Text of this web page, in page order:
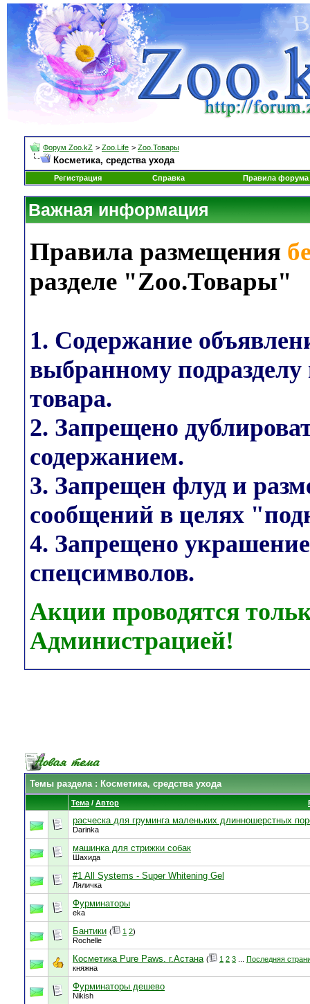
Форум Zoo.kZ > Zoo.Life > Zoo.Товары
Косметика, средства ухода
Регистрация Справка Правила форума
Важная информация
Правила размещения
разделе "Zoo.Товары"
1. Содержание
выбранному
товара.
2. Запрещено
содержанием.
3. Запрещен флуд и
сообщений в целях
4. Запрещено
спецсимволов.
Акции проводятся
Администрацией!
Темы раздела: Косметика, средства ухода
Тема / Автор
расческа для груминга маленьких длинношерстных
Darinka
машинка для стрижки собак
Шахида
#1 All Systems - Super Whitening Gel
Ляличка
Фурминаторы
eka
Бантики ( 1 2)
Rochelle
Косметика Pure Paws. г.Астана ( 1 2 3
Последняя
княжна
Фурминаторы дешево
Nikish